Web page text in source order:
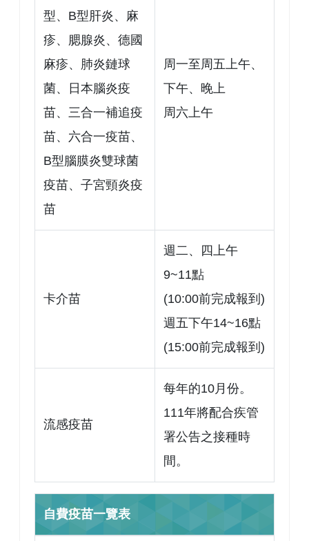
型、B型肝炎、麻
疹、腮腺炎、德國
麻疹、肺炎鏈球
菌、日本腦炎疫
苗、三合一補追疫
苗、六合一疫苗、
B型腦膜炎雙球菌
疫苗、子宮頸炎疫
苗
周一至周五上午、
下午、晚上
周六上午
卡介苗
週二、四上午
9~11點
(10:00前完成報到)
週五下午14~16點
(15:00前完成報到)
流感疫苗
每年的10月份。
111年將配合疾管
署公告之接種時
間。
自費疫苗一覽表